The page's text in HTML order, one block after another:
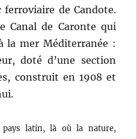
de Candote.
Canal de Caronte qui
la mer Méditerranée :
doté d’une section
construit en 1908 et
latin, là où la nature,